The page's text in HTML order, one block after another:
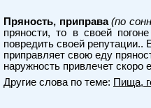
Пряность, приправа (по
пряности, то в своей
повредить своей репутации..
приправляет свою еду
наружность привлечет скоро
Другие слова по теме: Пища,